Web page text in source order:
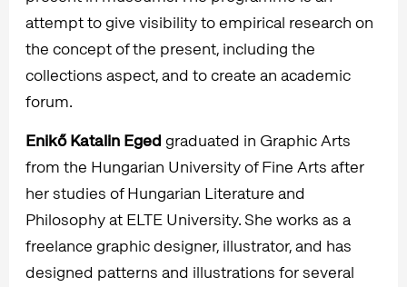
attempt to give visibility to empirical research on
the concept of the present, including the
collections aspect, and to create an academic
forum.
Enikő Katalin Eged graduated in Graphic Arts
from the Hungarian University of Fine Arts after
her studies of Hungarian Literature and
Philosophy at ELTE University. She works as a
freelance graphic designer, illustrator, and has
designed patterns and illustrations for several